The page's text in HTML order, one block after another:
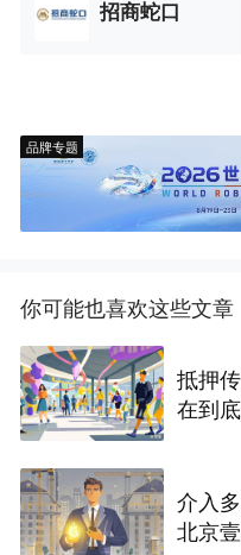
招商蛇口
品牌专题
你可能也喜欢这些文章
抵押
在到
介入
北京